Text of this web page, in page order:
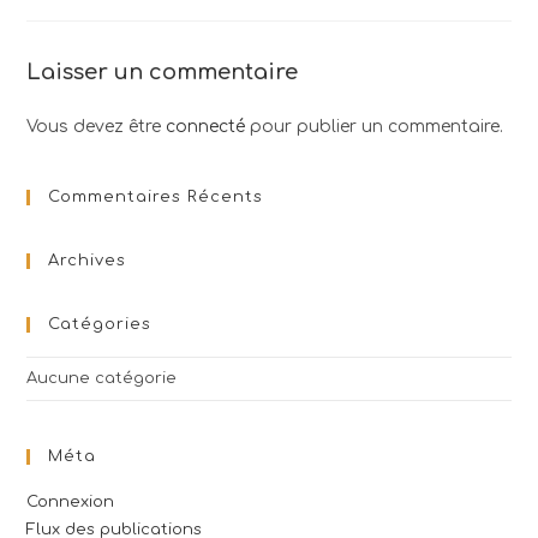
Laisser un commentaire
Vous devez être connecté pour publier un commentaire.
Commentaires Récents
Archives
Catégories
Aucune catégorie
Méta
Connexion
Flux des publications